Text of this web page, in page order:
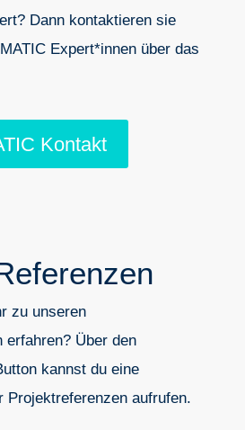
Dann kontaktieren sie
Expert*innen über das
Kontakt
zu unseren
erfahren? Über den
kannst du eine
Projektreferenzen aufrufen.